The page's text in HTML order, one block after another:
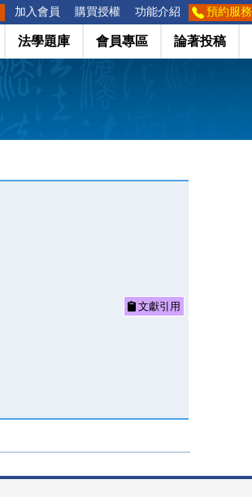
加入會員 購買授權 功能介紹 預約服務
法學題庫 會員專區 論著投稿
文獻引用